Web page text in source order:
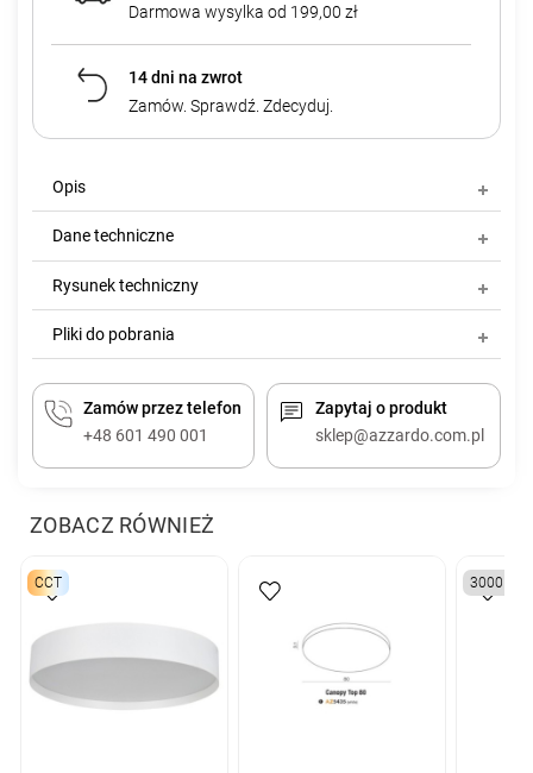
Darmowa wysylka od 199,00 zł
14 dni na zwrot
Zamów. Sprawdź. Zdecyduj.
Opis
Dane techniczne
Rysunek techniczny
Pliki do pobrania
Zamów przez telefon
+48 601 490 001
Zapytaj o produkt
sklep@azzardo.com.pl
ZOBACZ RÓWNIEŻ
CCT 3000K